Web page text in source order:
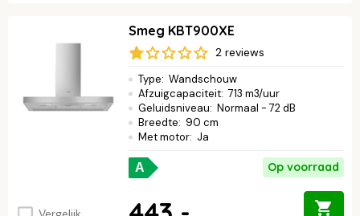
Smeg KBT900XE
2 reviews
Type: Wandschouw
Afzuigcapaciteit: 713 m3/uur
Geluidsniveau: Normaal - 72 dB
Breedte: 90 cm
Met motor: Ja
A Op voorraad